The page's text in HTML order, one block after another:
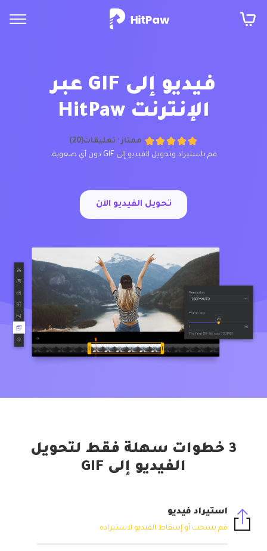
فيديو إلى GIF عبر
الإنترنت HitPaw
ممتاز · تعليقات(20)
قم باستيراد وتحويل الفيديو إلى GIF دون أي صعوبة.
تحويل الفيديو الآن
3 خطوات سهلة فقط لتحويل
الفيديو إلى GIF
استيراد فيديو
قم بسحب أو إسقاط الفيديو لاستيراده.